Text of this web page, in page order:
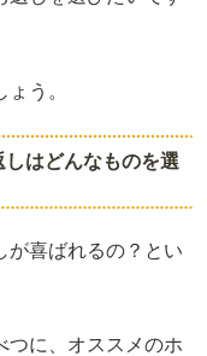
う。
はどんなものを選
が喜ばれるの？とい
つに、オススメのホ